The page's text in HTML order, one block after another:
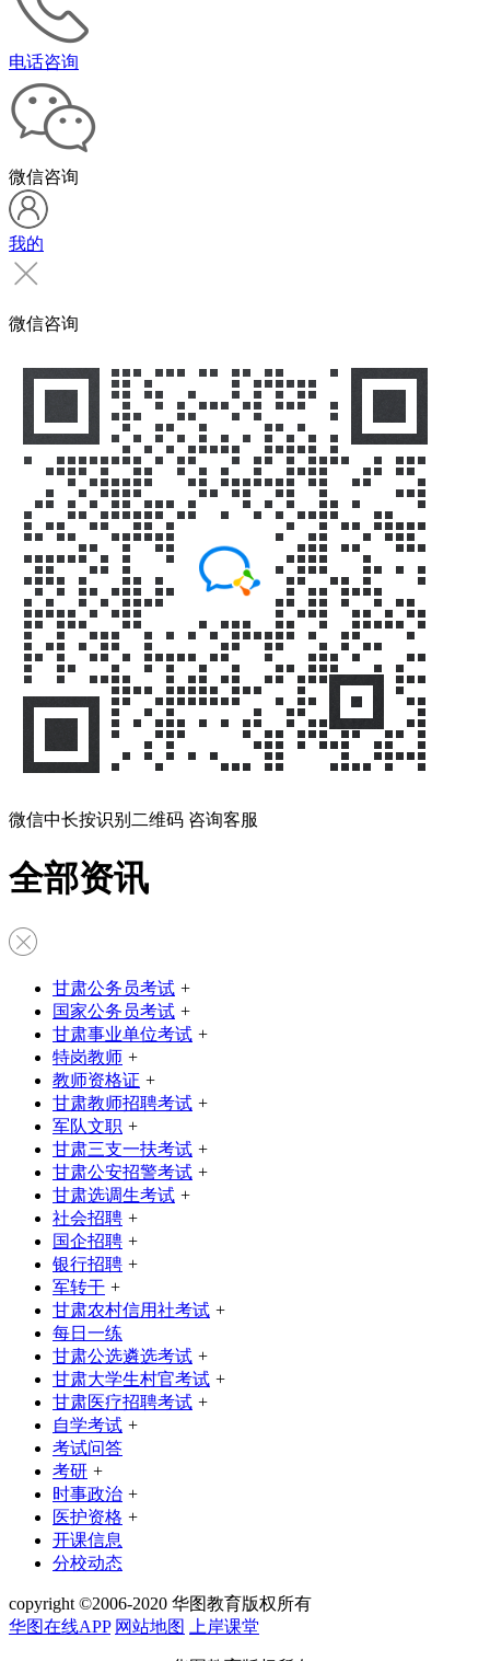
电话咨询
微信咨询
我的
微信咨询
微信中长按识别二维码 咨询客服
全部资讯
甘肃公务员考试 +
国家公务员考试 +
甘肃事业单位考试 +
特岗教师 +
教师资格证 +
甘肃教师招聘考试 +
军队文职 +
甘肃三支一扶考试 +
甘肃公安招警考试 +
甘肃选调生考试 +
社会招聘 +
国企招聘 +
银行招聘 +
军转干 +
甘肃农村信用社考试 +
每日一练
甘肃公选遴选考试 +
甘肃大学生村官考试 +
甘肃医疗招聘考试 +
自学考试 +
考试问答
考研 +
时事政治 +
医护资格 +
开课信息
分校动态
copyright ©2006-2020 华图教育版权所有
华图在线APP 网站地图 上岸课堂